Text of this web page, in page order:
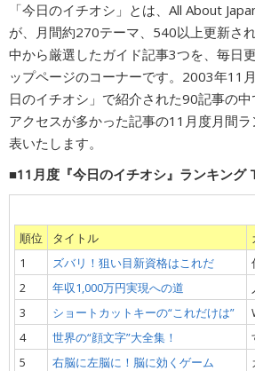
ソーシャルアカウント
閉じる
「今日のイチオシ」とは、All About
が、月間約270テーマ、540以上更新さ
中から厳選したガイド記事3つを、毎日
ップページのコーナーです。2003年11
日のイチオシ」で紹介された90記事の
アクセスが多かった記事の11月度月間
表いたします。
■11月度『今日のイチオシ』ランキング
順位 タイトル
1
ズバリ！狙い目新資格はこれだ
2
年収1,000万円実現への道
3
ショートカットキーの“これだけは”
4
世界の“顔文字”大全集！
5
右脳に左脳に！脳に効くゲーム